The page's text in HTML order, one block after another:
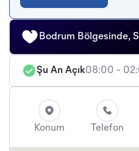
Bodrum Bölgesinde,
Şu An Açık08:00 -
Konum Telefon